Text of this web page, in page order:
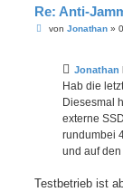
Re: Anti-
Bvon Jonathan»
Jonathan
Hab die
Diesesmal
externe
rundumbei
und auf
Testbetrieb ist